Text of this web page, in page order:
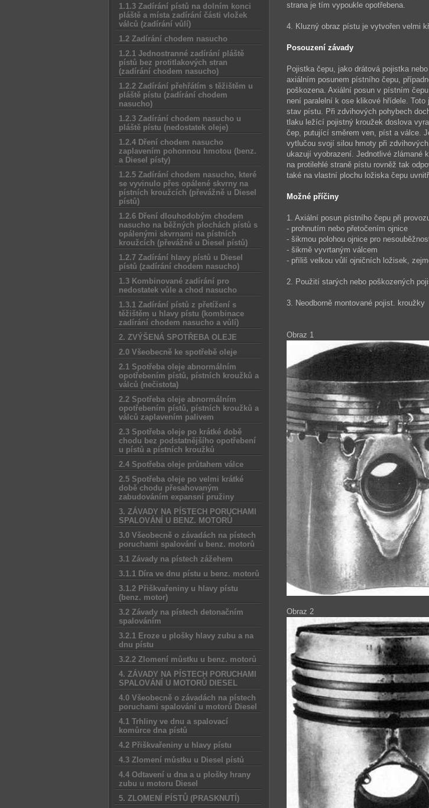
1.1.3 Zadírání pístů na dolním konci
pláště a místa zadírání části vložek
válců (zadírání vůlí)
1.2 Zadírání chodem nasucho
1.2.1 Jednostranné zadírání pláště
pístů bez protitlakových stran
(zadírání chodem nasucho)
1.2.2 Zadírání přehřátím s těžištěm u
pláště pístu (zadírání chodem
nasucho)
1.2.3 Zadírání chodem nasucho u
pláště pístu (nedostatek oleje)
1.2.4 Dření chodem nasucho
zaplavením pohonnou hmotou (benz.
a Diesel písty)
1.2.5 Zadírání chodem nasucho, které
se vyvinulo přes opálené skvrny na
pístních kroužcích (převážně u Diesel
pístů)
1.2.6 Dření dlouhodobým chodem
nasucho na běžných plochách pístů s
opálenými skvrnami na pístních
kroužcích (převážně u Diesel pístů)
1.2.7 Zadírání hlavy pístů u Diesel
pístů (zadírání chodem nasucho)
1.3 Kombinované zadírání pro
nedostatek vůle a chod nasucho
1.3.1 Zadírání pístů z přetížení s
těžištěm u hlavy pístu (kombinace
zadírání chodem nasucho a vůlí)
2. ZVÝŠENÁ SPOTŘEBA OLEJE
2.0 Všeobecně ke spotřebě oleje
2.1 Spotřeba oleje abnormálním
opotřebením pístů, pístních kroužků a
válců (nečistota)
2.2 Spotřeba oleje abnormálním
opotřebením pístů, pístních kroužků a
válců zaplavením palivem
2.3 Spotřeba oleje po krátké době
chodu bez podstatnějšího opotřebení
u pístů a pístních kroužků
2.4 Spotřeba oleje průtahem válce
2.5 Spotřeba oleje po velmi krátké
době chodu přesahovaným
zabudováním expansní pružiny
3. ZÁVADY NA PÍSTECH PORUCHAMI
SPALOVÁNÍ U BENZ. MOTORŮ
3.0 Všeobecně o závadách na pístech
poruchami spalování u benz. motorů
3.1 Závady na pístech zážehem
3.1.1 Díra ve dnu pístu u benz. motorů
3.1.2 Přiškvařeniny u hlavy pístu
(benz. motor)
3.2 Závady na pístech detonačním
spalováním
3.2.1 Eroze u plošky hlavy zubu a na
dnu pístu
3.2.2 Zlomení můstku u benz. motorů
4. ZÁVADY NA PÍSTECH PORUCHAMI
SPALOVÁNÍ U MOTORŮ DIESEL
4.0 Všeobecně o závadách na pístech
poruchami spalování u motorů Diesel
4.1 Trhliny ve dnu a spalovací
komůrce dna pístů
4.2 Přiškvařeniny u hlavy pístu
4.3 Zlomení můstku u Diesel pístů
4.4 Odtavení u dna a u plošky hrany
zubu u motoru Diesel
5. ZLOMENÍ PÍSTŮ (PRASKNUTÍ)
strana je tím vypoukle opotřebena.
4. Kluzný obraz pístu je vytvořen velmi
Posouzení závady
Pojistka čepu, jako drátová pojistka
axiálním posunem pístního čepu,
poškozena. Axiální posun v pístním
není paralelní k ose klikové hřídele.
stav pístu. Při zdvihových pohybech
tlaku ležící pojistný kroužek doslova
čep, putující směrem ven, píst a válce.
vytlučou svojí silou hmoty při
ukazují vyobrazení. Jednotlivé zlámané
na protilehlé straně pístu rovněž tak
také na vlastní plochu ložiska čepu
Možné příčiny
1. Axiální posun pístního čepu při
- prohnutím nebo přetočením ojnice
- šikmou polohou ojnice pro
- šikmě vyvrtaným válcem
- příliš velkou vůlí ojničních ložisek,
2. Použití starých nebo poškozených
3. Neodborně montované pojist. kroužky
Obraz 1
Obraz 2